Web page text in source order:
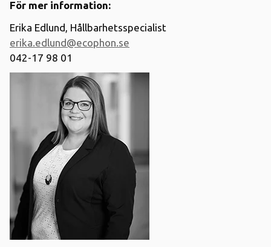
För mer information:
Erika Edlund, Hållbarhetsspecialist
erika.edlund@ecophon.se
042-17 98 01